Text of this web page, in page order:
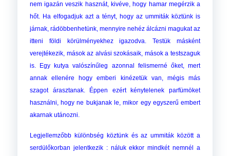
nem igazán veszik hasznát, kivéve, hogy hamar megérzik a
hőt. Ha elfogadjuk azt a tényt, hogy az ummiták köztünk is
járnak, rádöbbenhetünk, mennyire nehéz álcázni magukat az
itteni földi körülményekhez igazodva. Testük másként
verejtékezik, mások az alvási szokásaik, mások a testszaguk
is. Egy kutya valószínűleg azonnal felismerné őket, mert
annak ellenére hogy emberi kinézetük van, mégis más
szagot árasztanak. Éppen ezért kénytelenek parfümöket
használni, hogy ne bukjanak le, mikor egy egyszerű embert
akarnak utánozni.
Legjellemzőbb különbség köztünk és az ummiták között a
serdülőkorban jelentkezik : náluk ekkor mindkét nemnél a